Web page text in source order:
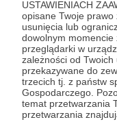
USTAWIENIACH
opisane Twoje prawo
usunięcia lub
dowolnym
przeglądarki w
zależności od Twoich
przekazywane do
trzecich tj. z państw
Gospodarczego.
temat przetwarzania
przetwarzania